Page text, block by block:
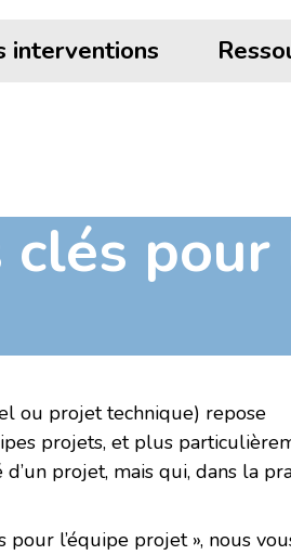
interventions
pour
ou projet technique) repose
projets, et plus
projet, mais qui, dans la
l’équipe projet », nous